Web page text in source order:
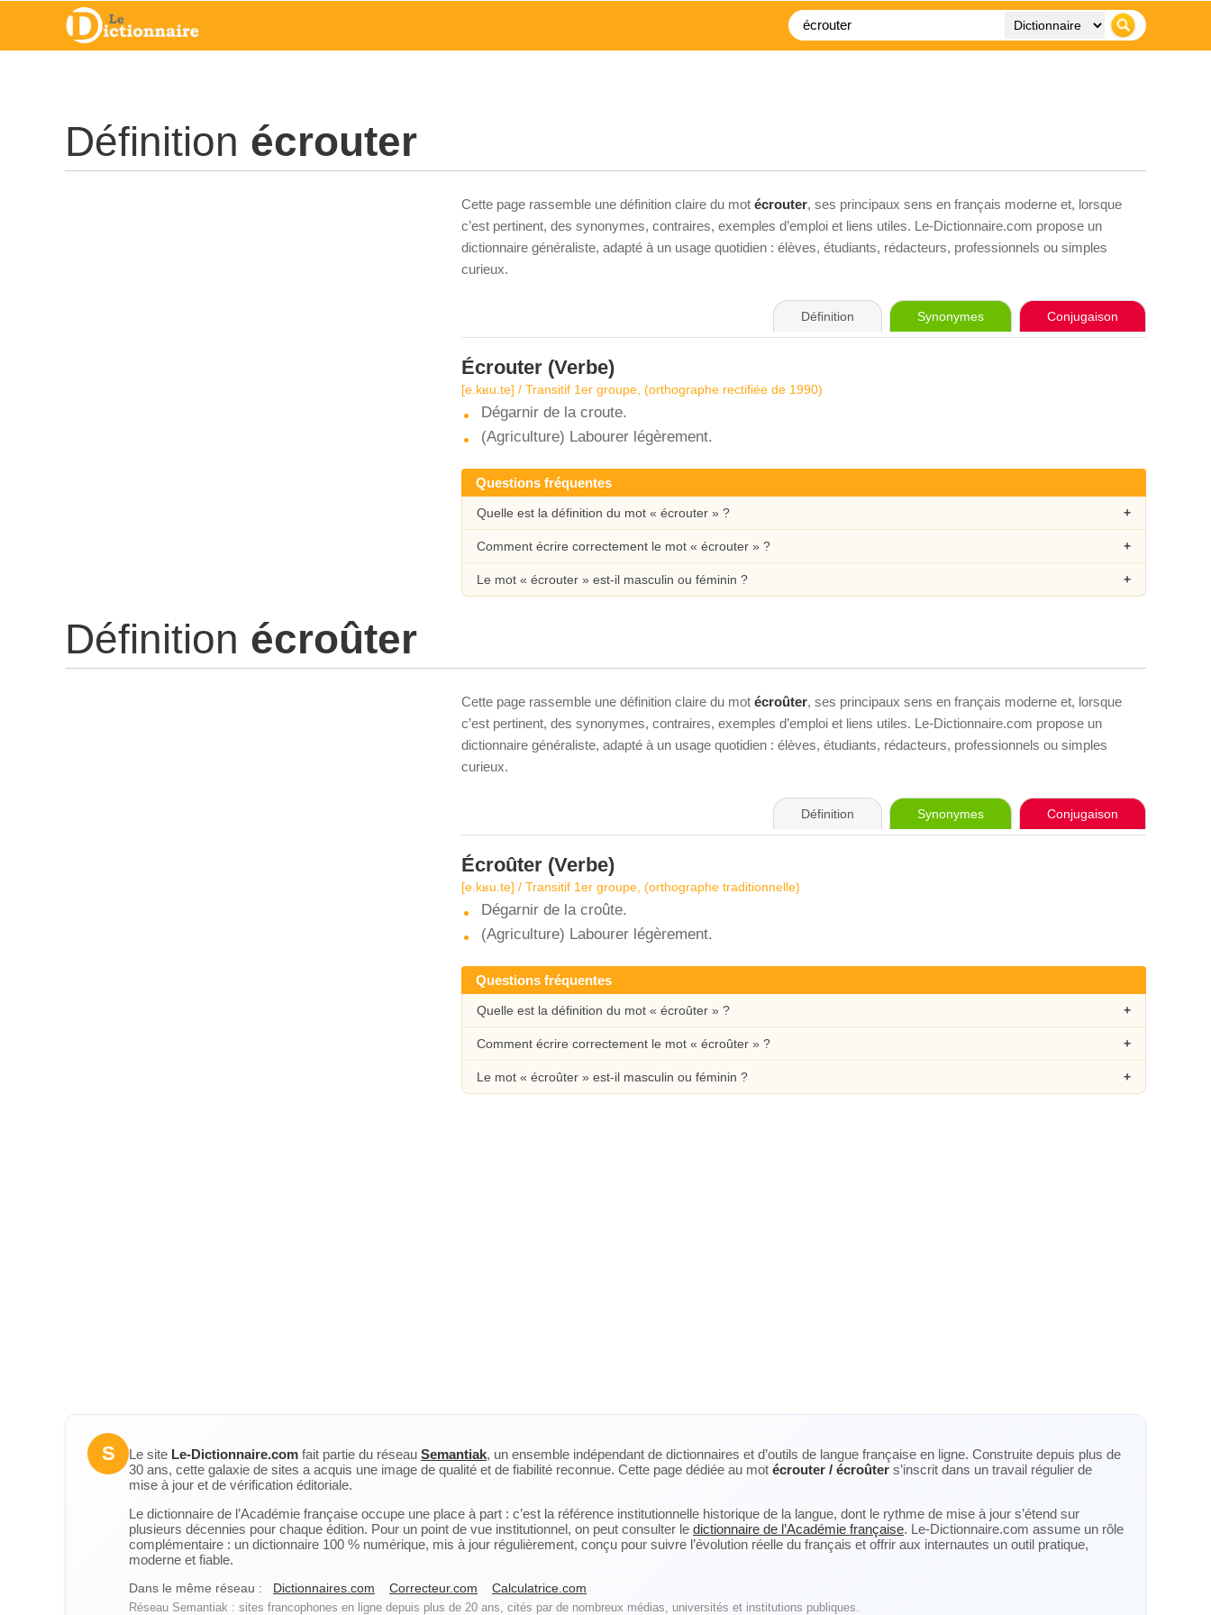
Définition écrouter
Cette page rassemble une définition claire du mot écrouter, ses principaux sens en français moderne et, lorsque
c’est pertinent, des synonymes, contraires, exemples d’emploi et liens utiles. Le-Dictionnaire.com propose un
dictionnaire généraliste, adapté à un usage quotidien : élèves, étudiants, rédacteurs, professionnels ou simples
curieux.
Définition Synonymes Conjugaison
Écrouter (Verbe)
[e.kʁu.te] / Transitif 1er groupe, (orthographe rectifiée de 1990)
Dégarnir de la croute.
(Agriculture) Labourer légèrement.
Questions fréquentes
Quelle est la définition du mot « écrouter » ?
Comment écrire correctement le mot « écrouter » ?
Le mot « écrouter » est-il masculin ou féminin ?
Définition écroûter
Cette page rassemble une définition claire du mot écroûter, ses principaux sens en français moderne et, lorsque
c’est pertinent, des synonymes, contraires, exemples d’emploi et liens utiles. Le-Dictionnaire.com propose un
dictionnaire généraliste, adapté à un usage quotidien : élèves, étudiants, rédacteurs, professionnels ou simples
curieux.
Définition Synonymes Conjugaison
Écroûter (Verbe)
[e.kʁu.te] / Transitif 1er groupe, (orthographe traditionnelle)
Dégarnir de la croûte.
(Agriculture) Labourer légèrement.
Questions fréquentes
Quelle est la définition du mot « écroûter » ?
Comment écrire correctement le mot « écroûter » ?
Le mot « écroûter » est-il masculin ou féminin ?
S Le site Le-Dictionnaire.com fait partie du réseau Semantiak, un ensemble indépendant de dictionnaires et d’outils de langue française en ligne. Construite depuis plus de
30 ans, cette galaxie de sites a acquis une image de qualité et de fiabilité reconnue. Cette page dédiée au mot écrouter / écroûter s’inscrit dans un travail régulier de
mise à jour et de vérification éditoriale.
Le dictionnaire de l’Académie française occupe une place à part : c’est la référence institutionnelle historique de la langue, dont le rythme de mise à jour s’étend sur
plusieurs décennies pour chaque édition. Pour un point de vue institutionnel, on peut consulter le dictionnaire de l’Académie française. Le-Dictionnaire.com assume un rôle
complémentaire : un dictionnaire 100 % numérique, mis à jour régulièrement, conçu pour suivre l’évolution réelle du français et offrir aux internautes un outil pratique,
moderne et fiable.
Dans le même réseau : Dictionnaires.com Correcteur.com Calculatrice.com
Réseau Semantiak : sites francophones en ligne depuis plus de 20 ans, cités par de nombreux médias, universités et institutions publiques.